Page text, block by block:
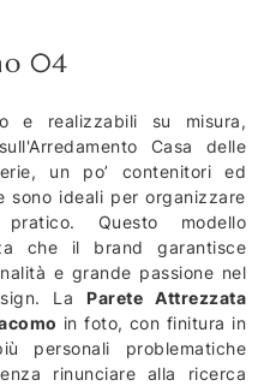
04
e realizzabili su misura,
Casa delle
un po’ contenitori ed
sono ideali per organizzare
Questo modello
che il brand garantisce
e grande passione nel
La Parete Attrezzata
in foto, con finitura in
personali problematiche
rinunciare alla ricerca